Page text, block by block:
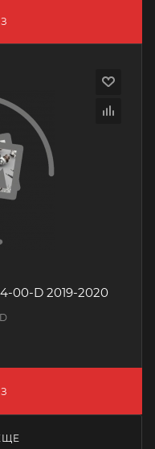
00-D 2019-2020